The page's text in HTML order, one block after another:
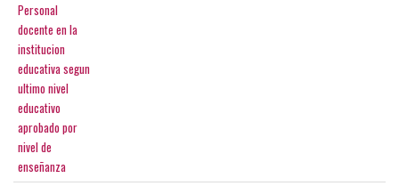
Personal
docente en la
institucion
educativa segun
ultimo nivel
educativo
aprobado por
nivel de
enseñanza